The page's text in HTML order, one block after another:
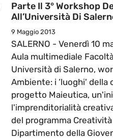
Parte Il 3° Workshop
All’Università Di
9 Maggio 2013
SALERNO - Venerdì 10
Aula multimediale
Università di Salerno,
Ambiente: i ‘luoghi' della
progetto Maieutica,
l'imprenditorialità
del programma
Dipartimento della